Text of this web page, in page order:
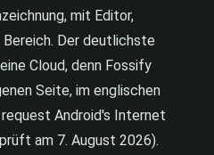
mit Editor,
Der deutlichste
Cloud, denn Fossify
Seite, im englischen
Android's Internet
am 7. August 2026).